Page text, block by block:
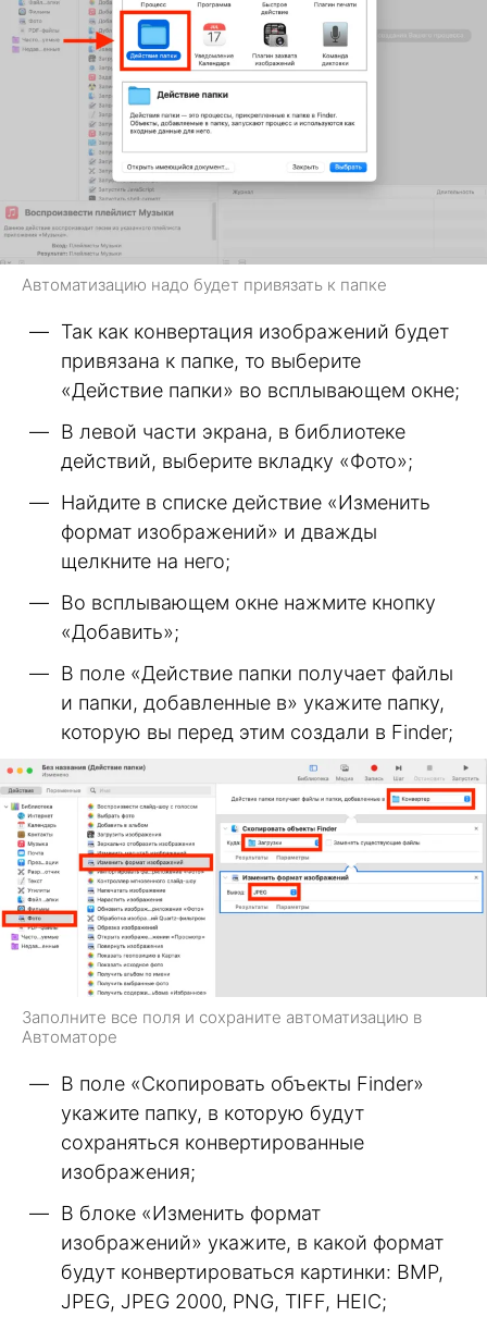
Автоматизацию надо будет привязать к папке
Так как конвертация изображений будет
привязана к папке, то выберите
«Действие папки» во всплывающем окне;
В левой части экрана, в библиотеке
действий, выберите вкладку «Фото»;
Найдите в списке действие «Изменить
формат изображений» и дважды
щелкните на него;
Во всплывающем окне нажмите кнопку
«Добавить»;
В поле «Действие папки получает файлы
и папки, добавленные в» укажите папку,
которую вы перед этим создали в Finder;
Заполните все поля и сохраните автоматизацию в
Автоматоре
В поле «Скопировать объекты Finder»
укажите папку, в которую будут
сохраняться конвертированные
изображения;
В блоке «Изменить формат
изображений» укажите, в какой формат
будут конвертироваться картинки: BMP,
JPEG, JPEG 2000, PNG, TIFF, HEIC;